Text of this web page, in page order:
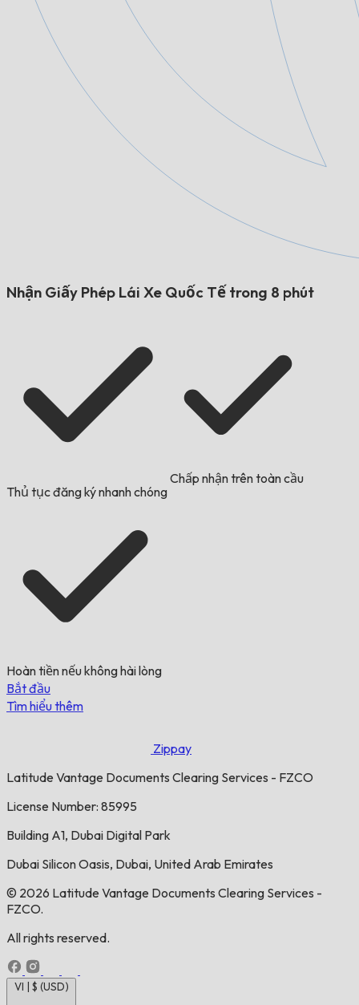
Nhận Giấy Phép Lái Xe Quốc Tế trong 8 phút
Thủ tục đăng ký nhanh chóng
Chấp nhận trên toàn cầu
Hoàn tiền nếu không hài lòng
Bắt đầu
Tìm hiểu thêm
Zippay
Latitude Vantage Documents Clearing Services - FZCO
License Number: 85995
Building A1, Dubai Digital Park
Dubai Silicon Oasis, Dubai, United Arab Emirates
© 2026 Latitude Vantage Documents Clearing Services -
FZCO.
All rights reserved.
VI | $ (USD)